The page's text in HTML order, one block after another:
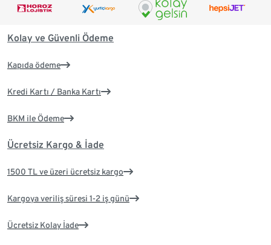
Kolay ve Güvenli Ödeme
Kapıda ödeme
Kredi Kartı / Banka Kartı
BKM ile Ödeme
Ücretsiz Kargo & İade
1500 TL ve üzeri ücretsiz kargo
Kargoya veriliş süresi 1-2 iş günü
Ücretsiz Kolay İade